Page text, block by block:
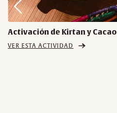
Activación de Kirtan y Cacao
VER ESTA ACTIVIDAD